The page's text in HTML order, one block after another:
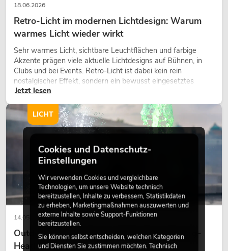
18.06.2026
Retro-Licht im modernen Lichtdesign: Warum
warmes Licht wieder wirkt
Sehr warmes Licht, sichtbare Leuchtflächen und farbige
Akzente prägen viele aktuelle Lichtdesigns auf Bühnen, in
Clubs und bei Events. Retro-Licht ist dabei kein rein
nostalgischer Effekt, sondern ein bewusst eingesetztes
Gestaltungsmittel: Es schafft Atmosphäre, gibt Szenen
wirken lassen.
Jetzt lesen
14.05.2026
Outdoor Moving-Heads: Wetterfeste Moving-
Heads bei Events
LICHT
Cookies und Datenschutz-
Einstellungen
Wir verwenden Cookies und vergleichbare
Technologien, um unsere Website technisch
bereitzustellen, Inhalte zu verbessern, Statistikdaten
zu erheben, Marketingmaßnahmen auszuwerten und
externe Inhalte sowie Support-Funktionen
bereitzustellen.
Sie können selbst entscheiden, welchen Kategorien
und Diensten Sie zustimmen möchten. Technisch